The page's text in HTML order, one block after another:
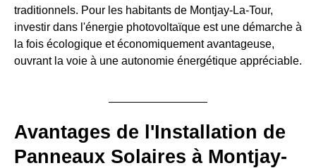
traditionnels. Pour les habitants de Montjay-La-Tour,
investir dans l'énergie photovoltaïque est une démarche à
la fois écologique et économiquement avantageuse,
ouvrant la voie à une autonomie énergétique appréciable.
Avantages de l'Installation de
Panneaux Solaires à Montjay-